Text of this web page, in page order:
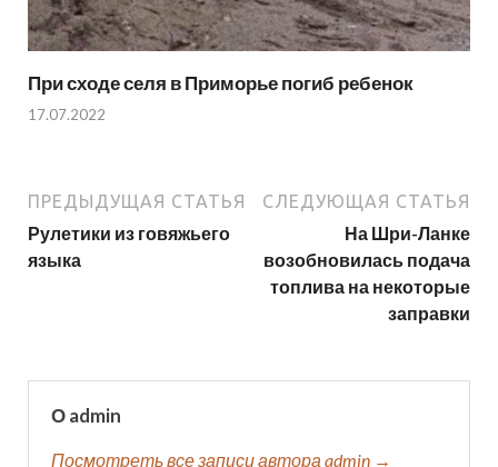
При сходе селя в Приморье погиб ребенок
17.07.2022
ПРЕДЫДУЩАЯ СТАТЬЯ
Рулетики из говяжьего
языка
СЛЕДУЮЩАЯ СТАТЬЯ
На Шри-Ланке
возобновилась подача
топлива на некоторые
заправки
О admin
Посмотреть все записи автора admin →